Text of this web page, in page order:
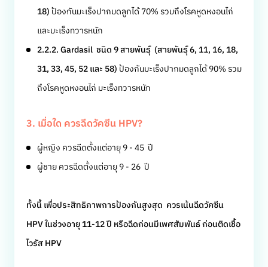
18)ป้องกันมะเร็งปากมดลูกได้ 70% รวมถึงโรคหูดหงอนไก่
และมะเร็งทวารหนัก
2.2.2. Gardasil ชนิด 9 สายพันธุ์ (สายพันธุ์ 6, 11, 16, 18,
31, 33, 45, 52 และ 58)ป้องกันมะเร็งปากมดลูกได้ 90% รวม
ถึงโรคหูดหงอนไก่ มะเร็งทวารหนัก
3. เมื่อใด ควรฉีดวัคซีน HPV?
ผู้หญิง ควรฉีดตั้งแต่อายุ 9 - 45 ปี
ผู้ชาย ควรฉีดตั้งแต่อายุ 9 - 26 ปี
ทั้งนี้ เพื่อประสิทธิภาพการป้องกันสูงสุด ควรเน้นฉีดวัคซีน
HPV ในช่วงอายุ 11-12 ปี หรือฉีดก่อนมีเพศสัมพันธ์ ก่อนติดเชื้อ
ไวรัส HPV